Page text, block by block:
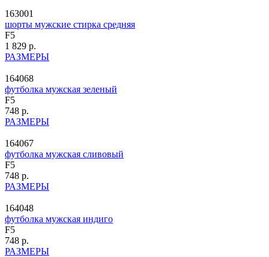
163001
шорты мужские стирка средняя
F5
1 829 р.
РАЗМЕРЫ
164068
футболка мужская зеленый
F5
748 р.
РАЗМЕРЫ
164067
футболка мужская сливовый
F5
748 р.
РАЗМЕРЫ
164048
футболка мужская индиго
F5
748 р.
РАЗМЕРЫ